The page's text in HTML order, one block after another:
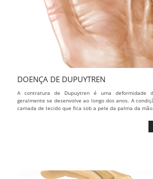
DOENÇA DE DUPUYTREN
A contratura de Dupuytren é uma deformidade
geralmente se desenvolve ao longo dos anos. A
camada de tecido que fica sob a pele da palma da mão.